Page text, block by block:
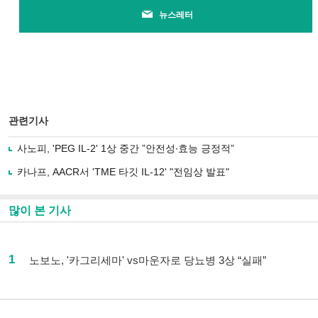
뉴스레터
관련기사
사노피, 'PEG IL-2' 1상 중간 ”안전성∙효능 긍정적”
카나프, AACR서 'TME 타깃 IL-12' "전임상 발표"
많이 본 기사
1 노보노, '카그리세마' vs마운자로 당뇨병 3상 “실패”